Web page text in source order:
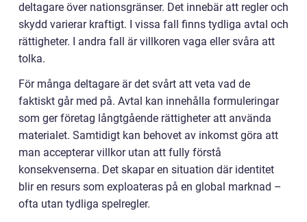
deltagare över nationsgränser. Det innebär att regler och
skydd varierar kraftigt. I vissa fall finns tydliga avtal och
rättigheter. I andra fall är villkoren vaga eller svåra att
tolka.
För många deltagare är det svårt att veta vad de
faktiskt går med på. Avtal kan innehålla formuleringar
som ger företag långtgående rättigheter att använda
materialet. Samtidigt kan behovet av inkomst göra att
man accepterar villkor utan att fully förstå
konsekvenserna. Det skapar en situation där identitet
blir en resurs som exploateras på en global marknad –
ofta utan tydliga spelregler.